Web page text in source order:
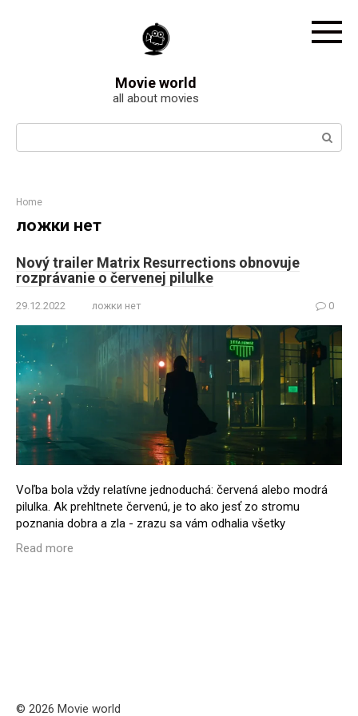
Movie world
all about movies
Search:
Home
ложки нет
Nový trailer Matrix Resurrections obnovuje
rozprávanie o červenej pilulke
29.12.2022 ложки нет 0
Voľba bola vždy relatívne jednoduchá: červená alebo modrá
pilulka. Ak prehltnete červenú, je to ako jesť zo stromu
poznania dobra a zla - zrazu sa vám odhalia všetky
Read more
© 2026 Movie world